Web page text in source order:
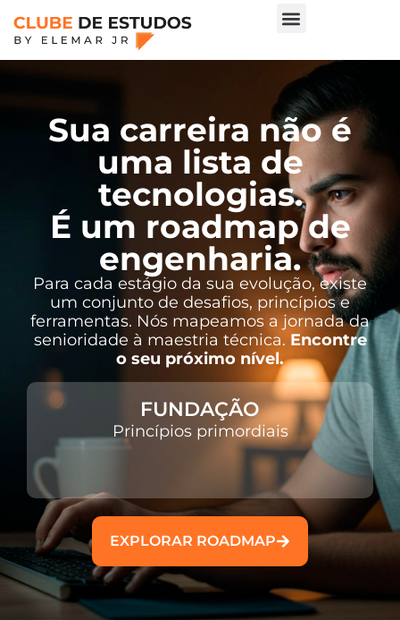
Sua carreira não é
uma lista de
tecnologias.
É um roadmap de
engenharia.
Para cada estágio da sua evolução, existe
um conjunto de desafios, princípios e
ferramentas. Nós mapeamos a jornada da
senioridade à maestria técnica. Encontre
o seu próximo nível.
FUNDAÇÃO
Princípios primordiais
EXPLORAR ROADMAP